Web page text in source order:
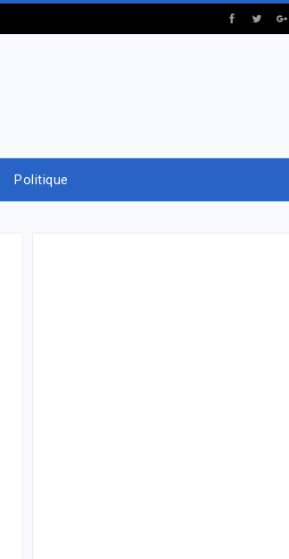
Politique